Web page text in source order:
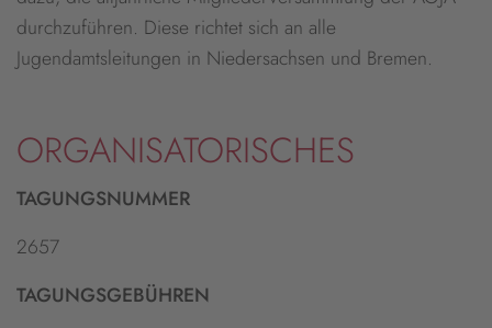
durchzuführen. Diese richtet sich an alle
Jugendamtsleitungen in Niedersachsen und Bremen.
ORGANISATORISCHES
TAGUNGSNUMMER
2657
TAGUNGSGEBÜHREN